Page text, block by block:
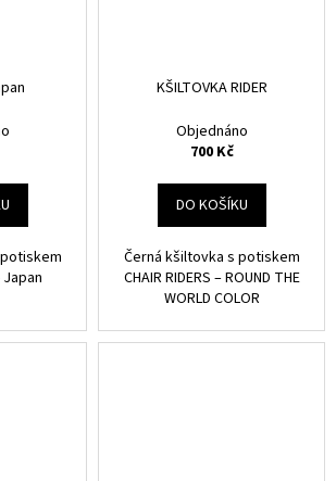
Japan
KŠILTOVKA RIDER
Objednáno
700 Kč
DO KOŠÍKU
Černá kšiltovka s potiskem
CHAIR RIDERS – ROUND THE
WORLD COLOR